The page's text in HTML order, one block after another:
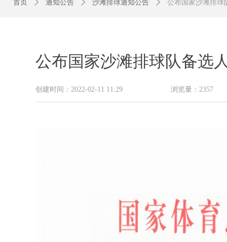
公布国家沙滩排球队备选
创建时间： 2022-02-11 11:29 浏览量： 2357
首页 ꄲ 通知公告 ꄲ 沙滩排球通知公告 ꄲ 公布国家沙滩排球